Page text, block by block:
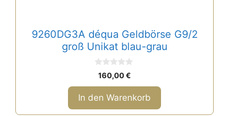
9260DG3A déqua Geldbörse G9/2
groß Unikat blau-grau
0
o
n
5
160,00€
In den Warenkorb